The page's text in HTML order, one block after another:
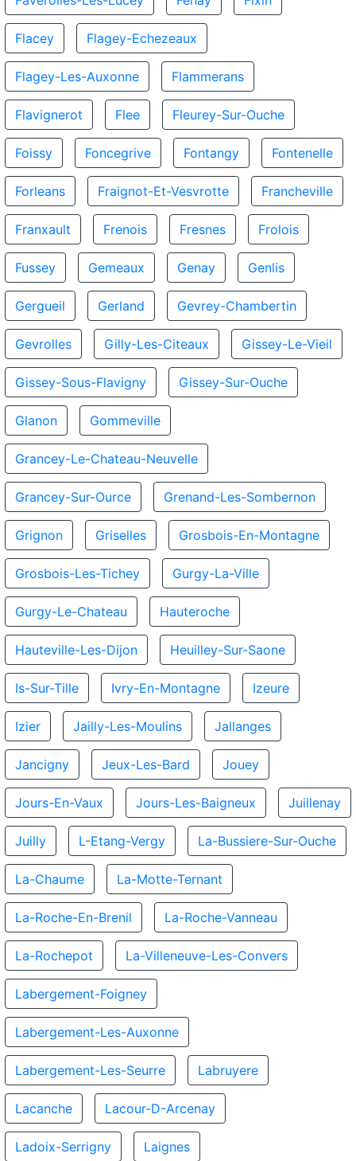
Flacey Flagey-Echezeaux
Flagey-Les-Auxonne Flammerans
Flavignerot Flee Fleurey-Sur-Ouche
Foissy Foncegrive Fontangy Fontenelle
Forleans Fraignot-Et-Vesvrotte Francheville
Franxault Frenois Fresnes Frolois
Fussey Gemeaux Genay Genlis
Gergueil Gerland Gevrey-Chambertin
Gevrolles Gilly-Les-Citeaux Gissey-Le-Vieil
Gissey-Sous-Flavigny Gissey-Sur-Ouche
Glanon Gommeville
Grancey-Le-Chateau-Neuvelle
Grancey-Sur-Ource Grenand-Les-Sombernon
Grignon Griselles Grosbois-En-Montagne
Grosbois-Les-Tichey Gurgy-La-Ville
Gurgy-Le-Chateau Hauteroche
Hauteville-Les-Dijon Heuilley-Sur-Saone
Is-Sur-Tille Ivry-En-Montagne Izeure
Izier Jailly-Les-Moulins Jallanges
Jancigny Jeux-Les-Bard Jouey
Jours-En-Vaux Jours-Les-Baigneux Juillenay
Juilly L-Etang-Vergy La-Bussiere-Sur-Ouche
La-Chaume La-Motte-Ternant
La-Roche-En-Brenil La-Roche-Vanneau
La-Rochepot La-Villeneuve-Les-Convers
Labergement-Foigney
Labergement-Les-Auxonne
Labergement-Les-Seurre Labruyere
Lacanche Lacour-D-Arcenay
Ladoix-Serrigny Laignes